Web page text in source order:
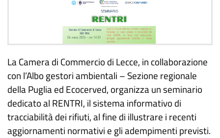
La Camera di Commercio di Lecce, in collaborazione
con l’Albo gestori ambientali – Sezione regionale
della Puglia ed Ecocerved, organizza un seminario
dedicato al RENTRI, il sistema informativo di
tracciabilità dei rifiuti, al fine di illustrare i recenti
aggiornamenti normativi e gli adempimenti previsti.